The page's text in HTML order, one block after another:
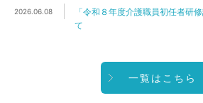
2026.06.08
「令和８年度介護職員初任者研
て
一覧はこちら